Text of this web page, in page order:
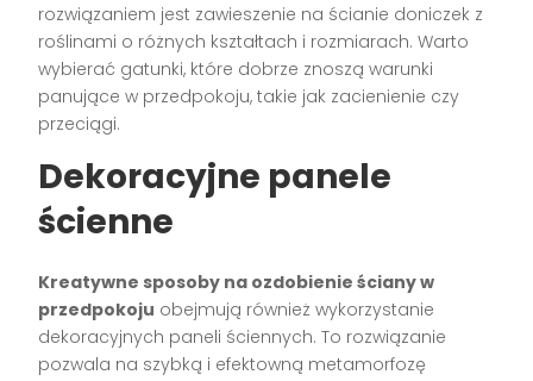
rozwiązaniem jest zawieszenie na ścianie doniczek z
roślinami o różnych kształtach i rozmiarach. Warto
wybierać gatunki, które dobrze znoszą warunki
panujące w przedpokoju, takie jak zacienienie czy
przeciągi.
Dekoracyjne panele
ścienne
Kreatywne sposoby na ozdobienie ściany w
przedpokoju obejmują również wykorzystanie
dekoracyjnych paneli ściennych. To rozwiązanie
pozwala na szybką i efektowną metamorfozę